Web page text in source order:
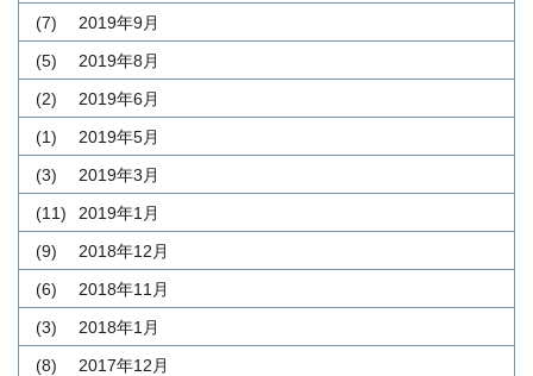
2019年9月
(7)
2019年8月
(5)
2019年6月
(2)
2019年5月
(1)
2019年3月
(3)
2019年1月
(11)
2018年12月
(9)
2018年11月
(6)
2018年1月
(3)
2017年12月
(8)